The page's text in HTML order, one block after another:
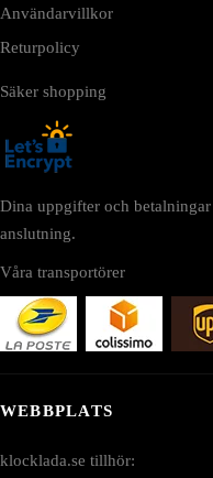
Användarvillkor
Returpolicy
Säker shopping
Dina uppgifter och
anslutning.
Våra transportörer
WEBBPLATS
klocklada.se tillhör: